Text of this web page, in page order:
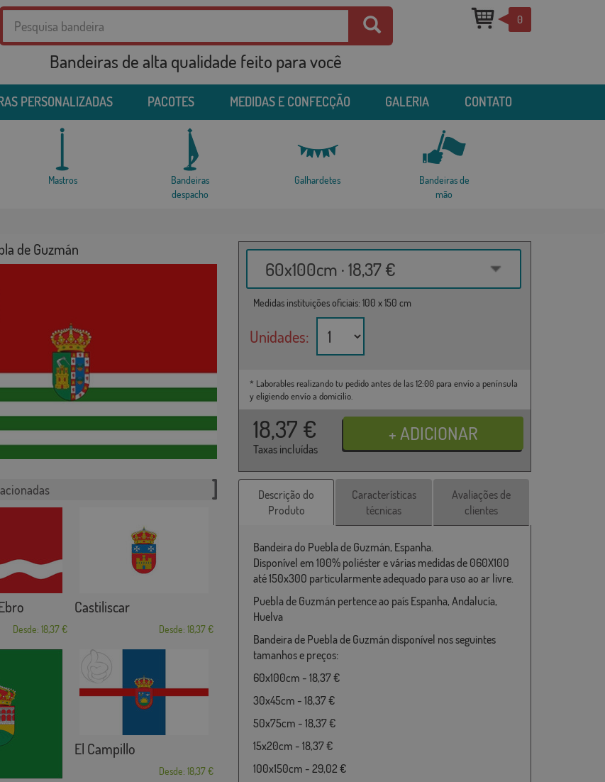
Bandeiras de alta qualidade feito para você
0
PERSONALIZADAS PACOTES MEDIDAS E CONFECÇÃO GALERIA CONTATO
Mastros
Bandeiras
despacho
Galhardetes
Bandeiras de
mão
de Guzmán
60x100cm · 18,37 €
Medidas instituições oficiais: 100 x 150 cm
Unidades:
* Laborables realizando tu pedido antes de las 12:00 para envío a península
y eligiendo envío a domicilio.
18,37 €
Taxas incluídas
Desde: 18,37 €
Castiliscar
Desde: 18,37 €
El Campillo
Desde: 18,37 €
Descrição do
Produto
Características
técnicas
Avaliações de
clientes
Bandeira do Puebla de Guzmán, Espanha.
Disponível em 100% poliéster e várias medidas de 060X100
até 150x300 particularmente adequado para uso ao ar livre.
Puebla de Guzmán pertence ao país Espanha, Andalucía,
Huelva
Bandeira de Puebla de Guzmán disponível nos seguintes
tamanhos e preços:
60x100cm - 18,37 €
30x45cm - 18,37 €
50x75cm - 18,37 €
15x20cm - 18,37 €
100x150cm - 29,02 €